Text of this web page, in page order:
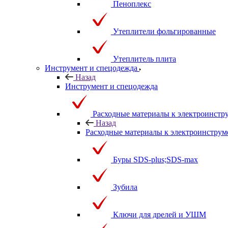
Пеноплекс
Утеплители фольгированные
Утеплитель плита
Инструмент и спецодежда
Назад
Инструмент и спецодежда
Расходные материалы к
Назад
Расходные материалы к
Буры SDS-plus;SDS-max
Зубила
Ключи для дрелей и УШМ